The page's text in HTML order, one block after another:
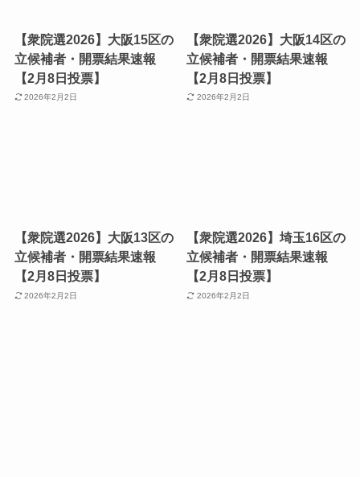
【衆院選2026】大阪15区の
立候補者・開票結果速報
【2月8日投票】
2026年2月2日
【衆院選2026】大阪14区の
立候補者・開票結果速報
【2月8日投票】
2026年2月2日
【衆院選2026】大阪13区の
立候補者・開票結果速報
【2月8日投票】
2026年2月2日
【衆院選2026】埼玉16区の
立候補者・開票結果速報
【2月8日投票】
2026年2月2日